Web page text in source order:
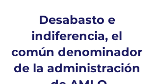
Desabasto e
indiferencia, el
común denominador
de la administración